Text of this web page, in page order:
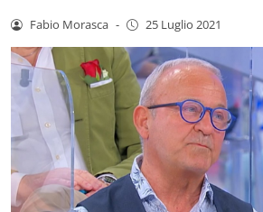
Fabio Morasca - 25 Luglio 2021